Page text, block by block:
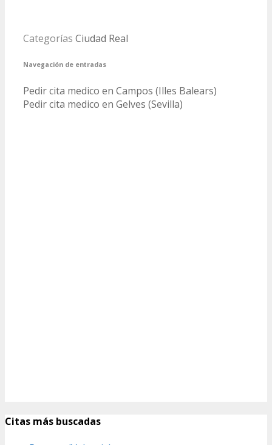
Categorías Ciudad Real
Navegación de entradas
Pedir cita medico en Campos (Illes Balears)
Pedir cita medico en Gelves (Sevilla)
Citas más buscadas